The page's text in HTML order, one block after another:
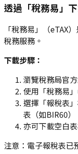
透過「稅務易」
「稅務易」（eTAX
稅務服務。
下載步驟：
瀏覽稅務局官
使用「稅務易
選擇「報稅表
表（如BIR60）
亦可下載空白
注意：電子報稅表已